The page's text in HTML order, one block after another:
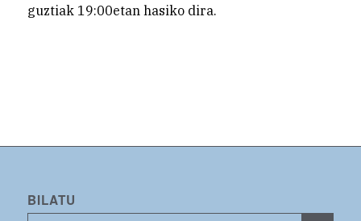
guztiak 19:00etan hasiko dira.
BILATU